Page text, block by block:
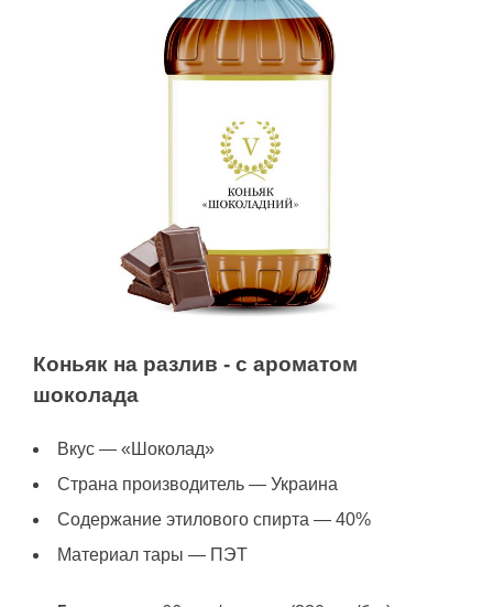
Коньяк на разлив - с ароматом
шоколада
Вкус — «Шоколад»
Страна производитель — Украина
Содержание этилового спирта — 40%
Материал тары — ПЭТ